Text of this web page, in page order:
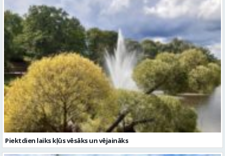
Piektdien laiks kļūs vēsāks un vējaināks